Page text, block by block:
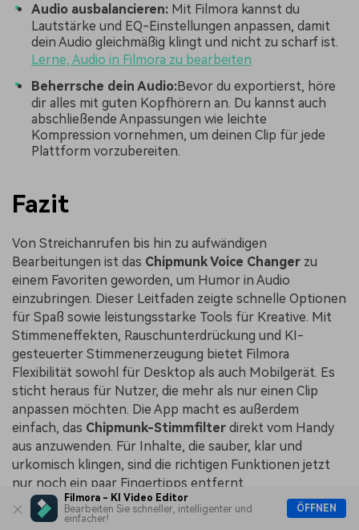
Filmora - KI Video Editor
Bearbeiten Sie schneller, intelligenter und
einfacher!
ÖFFNEN
Audio ausbalancieren: Mit Filmora kannst du
Lautstärke und EQ-Einstellungen anpassen, damit
dein Audio gleichmäßig klingt und nicht zu scharf ist.
Lerne, Audio in Filmora zu bearbeiten
Beherrsche dein Audio:Bevor du exportierst, höre
dir alles mit guten Kopfhörern an. Du kannst auch
abschließende Anpassungen wie leichte
Kompression vornehmen, um deinen Clip für jede
Plattform vorzubereiten.
Fazit
Von Streichanrufen bis hin zu aufwändigen
Bearbeitungen ist das Chipmunk Voice Changer zu
einem Favoriten geworden, um Humor in Audio
einzubringen. Dieser Leitfaden zeigte schnelle Optionen
für Spaß sowie leistungsstarke Tools für Kreative. Mit
Stimmeneffekten, Rauschunterdrückung und KI-
gesteuerter Stimmenerzeugung bietet Filmora
Flexibilität sowohl für Desktop als auch Mobilgerät. Es
sticht heraus für Nutzer, die mehr als nur einen Clip
anpassen möchten. Die App macht es außerdem
einfach, das Chipmunk-Stimmfilter direkt vom Handy
aus anzuwenden. Für Inhalte, die sauber, klar und
urkomisch klingen, sind die richtigen Funktionen jetzt
nur noch ein paar Fingertipps entfernt.